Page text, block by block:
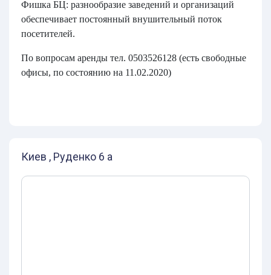
Фишка БЦ: разнообразие заведений и организаций
обеспечивает постоянный внушительный поток
посетителей.
По вопросам аренды тел. 0503526128 (есть свободные
офисы, по состоянию на 11.02.2020)
Киев , Руденко 6 а